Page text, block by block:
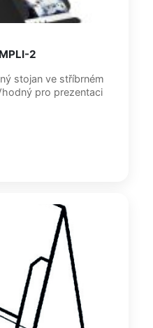
2
stojan ve stříbrném